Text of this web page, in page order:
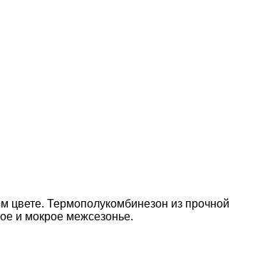
цвете. Термополукомбинезон из прочной
и мокрое межсезонье.